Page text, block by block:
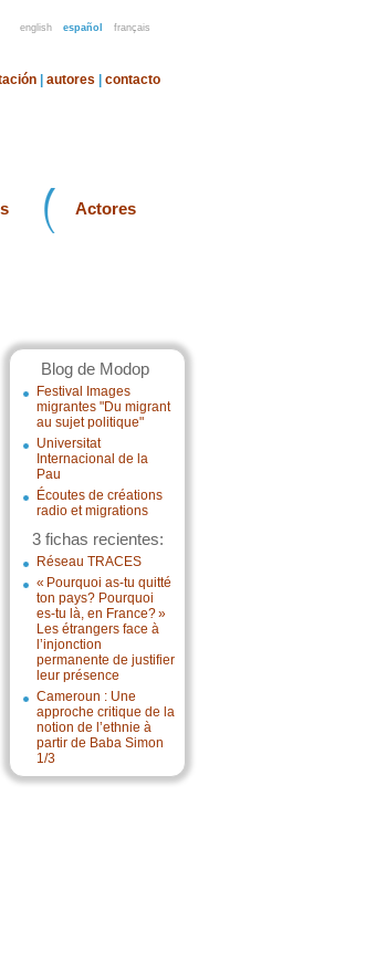
english español français
autores contacto
Actores
Blog de Modop
Festival Images
migrantes "Du migrant
au sujet politique"
Universitat
Internacional de la
Pau
Écoutes de créations
radio et migrations
3 fichas recientes:
Réseau TRACES
« Pourquoi as-tu quitté
ton pays? Pourquoi
es-tu là, en France? »
Les étrangers face à
l’injonction
permanente de justifier
leur présence
Cameroun : Une
approche critique de la
notion de l’ethnie à
partir de Baba Simon
1/3